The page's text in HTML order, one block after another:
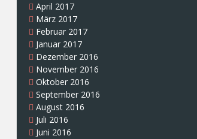
April 2017
März 2017
Februar 2017
Januar 2017
Dezember 2016
November 2016
Oktober 2016
September 2016
August 2016
Juli 2016
Juni 2016